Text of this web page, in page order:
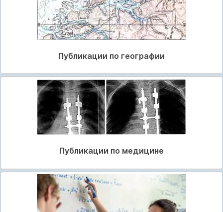
Публикации по географии
Публикации по медицине